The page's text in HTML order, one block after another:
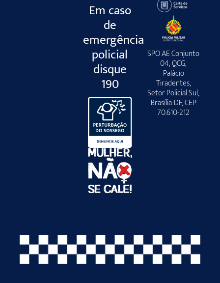
Em caso
de
emergência
policial
disque
190
SPO AE Conjunto
04, QCG,
Palácio
Tiradentes,
Setor Policial Sul,
Brasília-DF, CEP
70.610-212